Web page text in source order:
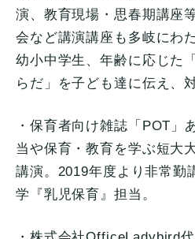
演、教育現場・ 思春期講座
会など講演講座も多岐にわ
幼小中学生、年齢に応じた
らだ」
を子ども達に伝え、
・保育者向け雑誌「POT」
当や保育・教育を学ぶ短大
講演。 2019年度より非常勤
学『乳児保育』 担当。